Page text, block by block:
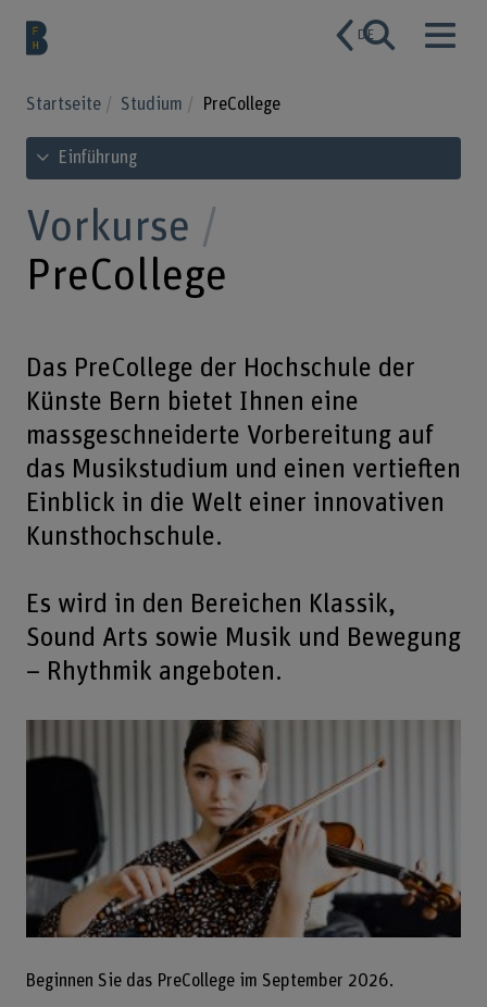
DE
Startseite Studium PreCollege
Inhaltsverzeichnis ansehen
Einführung
Vorkurse
PreCollege
Das PreCollege der Hochschule der
Künste Bern bietet Ihnen eine
massgeschneiderte Vorbereitung auf
das Musikstudium und einen vertieften
Einblick in die Welt einer innovativen
Kunsthochschule.
Es wird in den Bereichen Klassik,
Sound Arts sowie Musik und Bewegung
– Rhythmik angeboten.
Beginnen Sie das PreCollege im September 2026.